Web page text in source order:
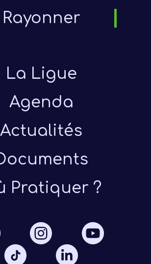
Rayonner
La Ligue
Agenda
Actualités
Pratiquer ?